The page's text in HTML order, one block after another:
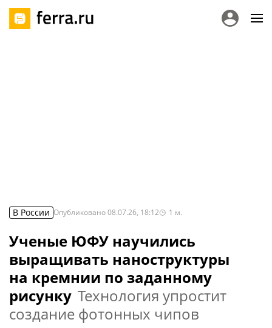
В России Опубликовано08.07.26, 18:12 1 м.
Ученые ЮФУ научились
выращивать наноструктуры
на кремнии по заданному
рисунку Технология упростит
создание фотонных чипов